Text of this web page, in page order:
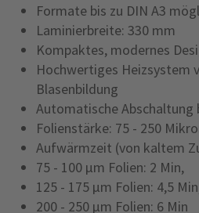
Formate bis zu DIN A3
Laminierbreite: 330 mm
Kompaktes, modernes
Hochwertiges Heizsystem
Blasenbildung
Automatische Abschaltung
Folienstärke: 75 - 250
Aufwärmzeit (von kaltem
75 - 100 µm Folien: 2 Min,
125 - 175 µm Folien: 4,5
200 - 250 µm Folien: 6 Min